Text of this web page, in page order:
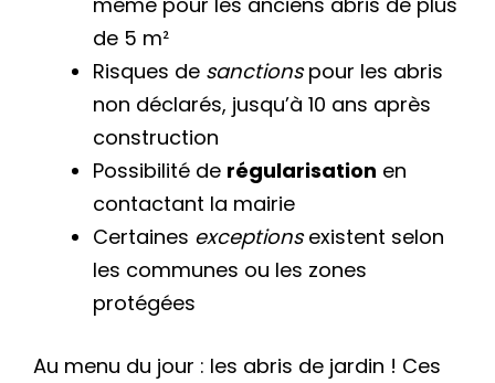
de 5 m²
Risques de sanctionspour les abris
non déclarés, jusqu’à 10 ans après
construction
Possibilité de régularisation en
contactant la mairie
Certaines exceptionsexistent selon
les communes ou les zones
protégées
Au menu du jour : les abris de jardin ! Ces